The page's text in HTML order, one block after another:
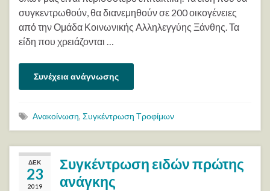
συγκεντρωθούν, θα διανεμηθούν σε 200 οικογένειες
από την Ομάδα Κοινωνικής Αλληλεγγύης Ξάνθης. Τα
είδη που χρειάζονται …
Συνέχεια ανάγνωσης
Ανακοίνωση, Συγκέντρωση Τροφίμων
ΔΕΚ
23
2019
Συγκέντρωση ειδών πρώτης
ανάγκης